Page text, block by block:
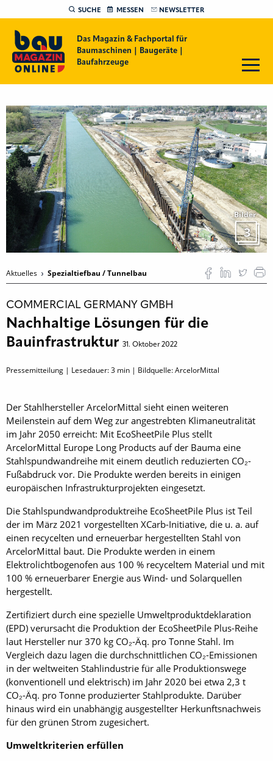
SUCHE MESSEN NEWSLETTER
Das Magazin & Fachportal für
Baumaschinen | Baugeräte |
Baufahrzeuge
Bilder
3
Aktuelles Spezialtiefbau / Tunnelbau
COMMERCIAL GERMANY GMBH
Nachhaltige Lösungen für die
Bauinfrastruktur 31. Oktober 2022
Pressemitteilung | Lesedauer:3 min | Bildquelle: ArcelorMittal
Der Stahlhersteller ArcelorMittal sieht einen weiteren
Meilenstein auf dem Weg zur angestrebten Klimaneutralität
im Jahr 2050 erreicht: Mit EcoSheetPile Plus stellt
ArcelorMittal Europe Long Products auf der Bauma eine
Stahlspundwandreihe mit einem deutlich reduzierten CO₂-
Fußabdruck vor. Die Produkte werden bereits in einigen
europäischen Infrastrukturprojekten eingesetzt.
Die Stahlspundwandproduktreihe Eco­Sheet­Pile Plus ist Teil
der im März 2021 vorgestellten XCarb-Initiative, die u. a. auf
einen recycelten und erneuerbar hergestellten Stahl von
ArcelorMittal baut. Die Produkte werden in einem
Elektrolichtbogenofen aus 100 % recyceltem Material und mit
100 % erneuerbarer Energie aus Wind- und Solarquellen
hergestellt.
Zertifiziert durch eine spezielle Umweltproduktdeklaration
(EPD) verursacht die Produktion der EcoSheetPile Plus-Reihe
laut Hersteller nur 370 kg CO₂-Äq. pro Tonne Stahl. Im
Vergleich dazu lagen die durchschnittlichen CO₂-Emissionen
in der weltweiten Stahlindustrie für alle Produktionswege
(konventionell und elektrisch) im Jahr 2020 bei etwa 2,3 t
CO₂-Äq. pro Tonne produzierter Stahlprodukte. Darüber
hinaus wird ein unabhängig ausgestellter Herkunftsnachweis
für den grünen Strom zugesichert.
Umweltkriterien erfüllen